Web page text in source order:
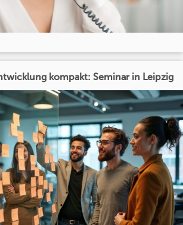
kompakt: Seminar in Leipzig